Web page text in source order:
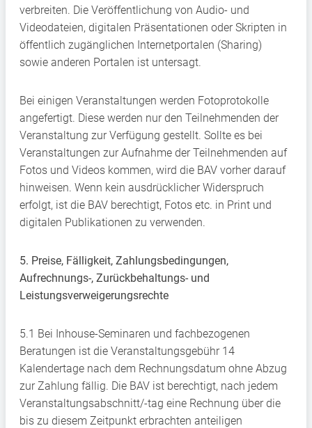
verbreiten. Die Veröffentlichung von Audio- und
Videodateien, digitalen Präsentationen oder Skripten in
öffentlich zugänglichen Internetportalen (Sharing)
sowie anderen Portalen ist untersagt.
Bei einigen Veranstaltungen werden Fotoprotokolle
angefertigt. Diese werden nur den Teilnehmenden der
Veranstaltung zur Verfügung gestellt. Sollte es bei
Veranstaltungen zur Aufnahme der Teilnehmenden auf
Fotos und Videos kommen, wird die BAV vorher darauf
hinweisen. Wenn kein ausdrücklicher Widerspruch
erfolgt, ist die BAV berechtigt, Fotos etc. in Print und
digitalen Publikationen zu verwenden.
5. Preise, Fälligkeit, Zahlungsbedingungen,
Aufrechnungs-, Zurückbehaltungs- und
Leistungsverweigerungsrechte
5.1 Bei Inhouse-Seminaren und fachbezogenen
Beratungen ist die Veranstaltungsgebühr 14
Kalendertage nach dem Rechnungsdatum ohne Abzug
zur Zahlung fällig. Die BAV ist berechtigt, nach jedem
Veranstaltungsabschnitt/-tag eine Rechnung über die
bis zu diesem Zeitpunkt erbrachten anteiligen